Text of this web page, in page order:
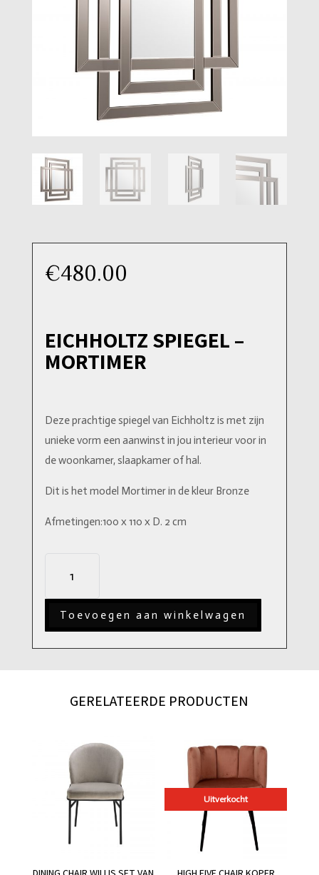
€480.00
EICHHOLTZ SPIEGEL –
MORTIMER
Deze prachtige spiegel van Eichholtz is met zijn
unieke vorm een aanwinst in jou interieur voor in
de woonkamer, slaapkamer of hal.
Dit is het model Mortimer in de kleur Bronze
Afmetingen:100 x 110 x D. 2 cm
Spiegel
-
Mortimer
Toevoegen aan winkelwagen
GERELATEERDE PRODUCTEN
Uitverkocht